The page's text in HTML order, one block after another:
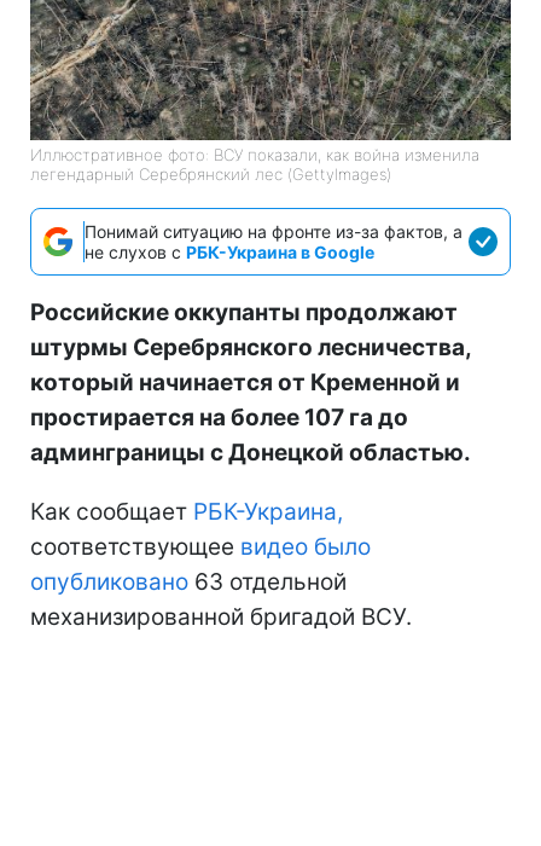
Иллюстративное фото: ВСУ показали, как война изменила
легендарный Серебрянский лес (GettyImages)
Понимай ситуацию на фронте из-за фактов, а
не слухов с РБК-Украина в Google
Российские оккупанты продолжают
штурмы Серебрянского лесничества,
который начинается от Кременной и
простирается на более 107 га до
админграницы с Донецкой областью.
Как сообщает РБК-Украина,
соответствующее видео было
опубликовано 63 отдельной
механизированной бригадой ВСУ.